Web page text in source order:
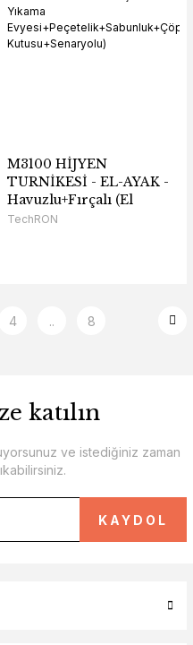
M3100 HİJYEN
TURNİKESİ - EL-AYAK -
Havuzlu+Fırçalı (El
Yıkama
TechRON
4 .. 8
katılın
ve istediğiniz zaman
KAYDOL